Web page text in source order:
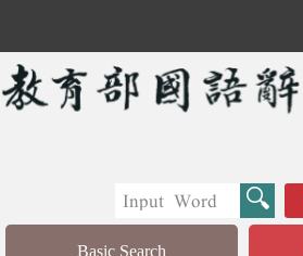
Basic Search